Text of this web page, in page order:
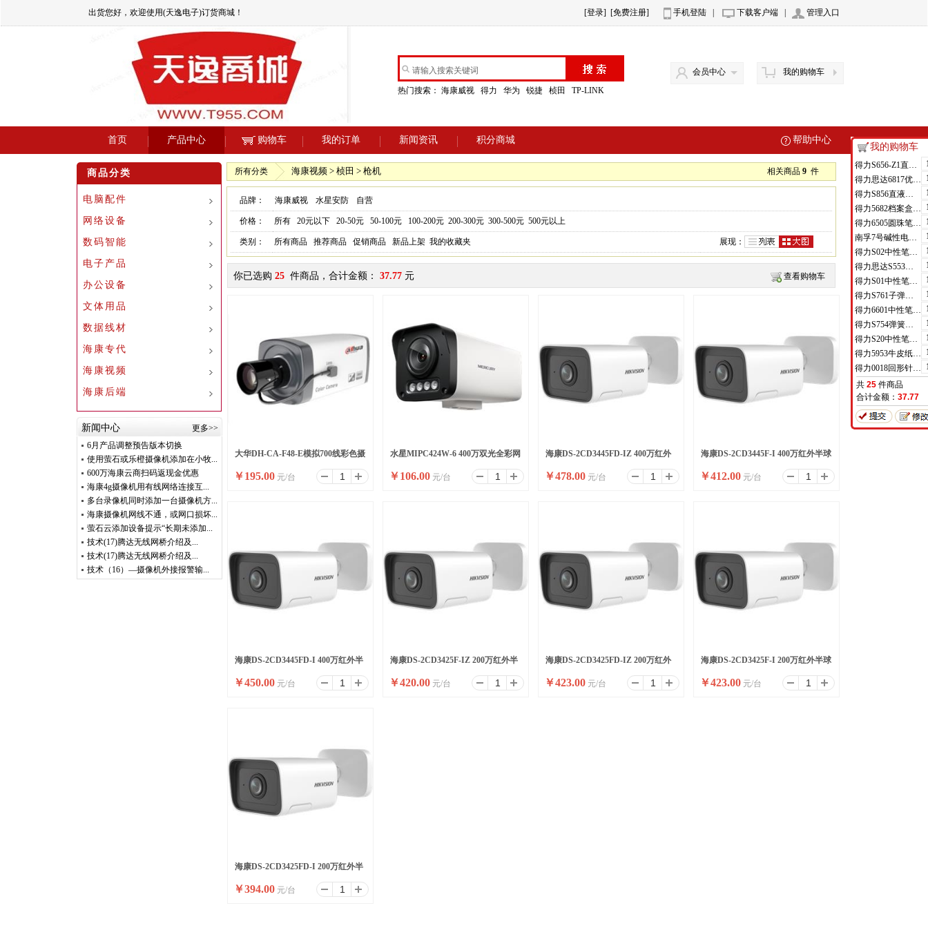
出货您好，欢迎使用(天逸电子)订货商城！ [登录] [免费注册] 手机登陆 下载客户端 管理入口
热门搜索： 海康威视 得力 华为 锐捷 桢田 TP-LINK
会员中心 我的购物车
首页 产品中心 购物车 我的订单 新闻资讯 积分商城 帮助中心
商品分类
电脑配件
网络设备
数码智能
电子产品
办公设备
文体用品
数据线材
海康专代
海康视频
海康后端
新闻中心
更多>>
6月产品调整预告版本切换
使用萤石或乐橙摄像机添加在小牧...
600万海康云商扫码返现金优惠
海康4g摄像机用有线网络连接互...
多台录像机同时添加一台摄像机方...
海康摄像机网线不通，或网口损坏...
萤石云添加设备提示“长期未添加...
技术(17)腾达无线网桥介绍及...
技术(17)腾达无线网桥介绍及...
技术（16）—摄像机外接报警输...
所有分类 海康视频 > 桢田 > 枪机 相关商品 9件
品牌： 海康威视 水星安防 自营
价格： 所有 20元以下 20-50元 50-100元 100-200元 200-300元 300-500元 500元以上
类别： 所有商品 推荐商品 促销商品 新品上架 我的收藏夹 展现：
你已选购 25 件商品，合计金额： 37.77 元 查看购物车
大华DH-CA-F48-E模拟700线彩色摄
像机
￥195.00 元/台
水星MIPC424W-6 400万双光全彩网
络摄像机
￥106.00 元/台
海康DS-2CD3445FD-IZ 400万红外
半球型变焦摄像机
￥478.00 元/台
海康DS-2CD3445F-I 400万红外半球
型变焦摄像机
￥412.00 元/台
海康DS-2CD3445FD-I 400万红外半
球型变焦摄像机
￥450.00 元/台
海康DS-2CD3425F-IZ 200万红外半
球型变焦摄像机
￥420.00 元/台
海康DS-2CD3425FD-IZ 200万红外
半球型变焦摄像机
￥423.00 元/台
海康DS-2CD3425F-I 200万红外半球
型变焦摄像机
￥423.00 元/台
海康DS-2CD3425FD-I 200万红外半
球型变焦摄像机
￥394.00 元/台
我的购物车
得力S656-Z1直液式走珠笔0.5mm子弹头(红)(支)
得力思达6817优逸白板笔(黑)(支)
得力S856直液式走珠笔(黑)(支)
得力5682档案盒(蓝)(只)
得力6505圆珠笔0.7mm子弹头(蓝)(支)
南孚7号碱性电池聚能环4代
得力S02中性笔0.7mm弹簧头(黑)(支)
得力思达S553可加墨记号笔(黑)(支)
得力S01中性笔0.5mm弹簧头(黑)(支)
得力S761子弹头中性笔芯0.7mm子弹头(黑)(支)
得力6601中性笔0.5mm半针管(黑)(支)
得力S754弹簧头中性笔芯0.7mm弹簧头(黑)(支)
得力S20中性笔0.7mm子弹头(黑)(支)
得力5953牛皮纸档案袋(混浆)(米黄色)(10只/包)
得力0018回形针(100枚/盒)
共 25 件商品
合计金额： 37.77